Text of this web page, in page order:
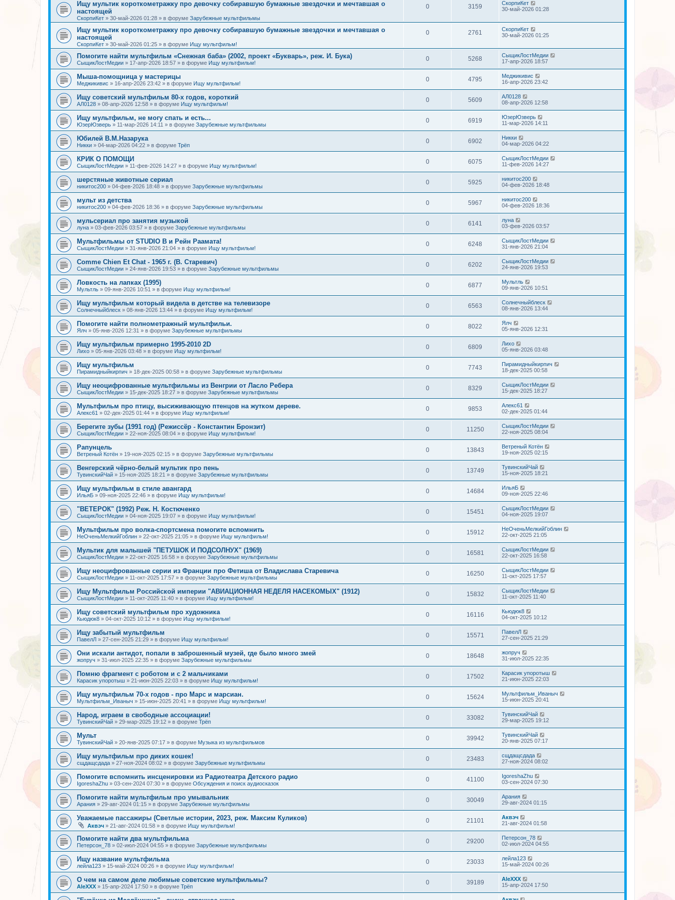
Ищу мультик короткометражку про девочку собиравшую бумажные звездочки и мечтавшая о
настоящей
СкорпиКет » 30-май-2026 01:28 » в форуме Зарубежные мультфильмы
0 3159
СкорпиКет
30-май-2026 01:28
Ищу мультик короткометражку про девочку собиравшую бумажные звездочки и мечтавшая о
настоящей
СкорпиКет » 30-май-2026 01:25 » в форуме Ищу мультфильм!
0 2761
СкорпиКет
30-май-2026 01:25
Помогите найти мультфильм «Снежная баба» (2002, проект «Букварь», реж. И. Бука)
СыщикЛостМедии » 17-апр-2026 18:57 » в форуме Ищу мультфильм!
0 5268
СыщикЛостМедии
17-апр-2026 18:57
Мыша-помощница у мастерицы
Меджикивис » 16-апр-2026 23:42 » в форуме Ищу мультфильм!
0 4795
Меджикивис
16-апр-2026 23:42
Ищу советский мультфильм 80-х годов, короткий
АЛ0128 » 08-апр-2026 12:58 » в форуме Ищу мультфильм!
0 5609
АЛ0128
08-апр-2026 12:58
Ищу мультфильм, не могу спать и есть...
ЮзерЮзверь » 11-мар-2026 14:11 » в форуме Зарубежные мультфильмы
0 6919
ЮзерЮзверь
11-мар-2026 14:11
Юбилей В.М.Назарука
Никки » 04-мар-2026 04:22 » в форуме Трёп
0 6902
Никки
04-мар-2026 04:22
КРИК О ПОМОЩИ
СыщикЛостМедии » 11-фев-2026 14:27 » в форуме Ищу мультфильм!
0 6075
СыщикЛостМедии
11-фев-2026 14:27
шерстяные животные сериал
никитос200 » 04-фев-2026 18:48 » в форуме Зарубежные мультфильмы
0 5925
никитос200
04-фев-2026 18:48
мульт из детства
никитос200 » 04-фев-2026 18:36 » в форуме Зарубежные мультфильмы
0 5967
никитос200
04-фев-2026 18:36
мульсериал про занятия музыкой
луна » 03-фев-2026 03:57 » в форуме Зарубежные мультфильмы
0 6141
луна
03-фев-2026 03:57
Мультфильмы от STUDIO B и Рейн Раамата!
СыщикЛостМедии » 31-янв-2026 21:04 » в форуме Ищу мультфильм!
0 6248
СыщикЛостМедии
31-янв-2026 21:04
Comme Chien Et Chat - 1965 г. (В. Старевич)
СыщикЛостМедии » 24-янв-2026 19:53 » в форуме Зарубежные мультфильмы
0 6202
СыщикЛостМедии
24-янв-2026 19:53
Ловкость на лапках (1995)
Мультль » 09-янв-2026 10:51 » в форуме Ищу мультфильм!
0 6877
Мультль
09-янв-2026 10:51
Ищу мультфильм который видела в детстве на телевизоре
Солнечныйблеск » 08-янв-2026 13:44 » в форуме Ищу мультфильм!
0 6563
Солнечныйблеск
08-янв-2026 13:44
Помогите найти полнометражный мультфильи.
Ялч » 05-янв-2026 12:31 » в форуме Зарубежные мультфильмы
0 8022
Ялч
05-янв-2026 12:31
Ищу мультфильм примерно 1995-2010 2D
Лихо » 05-янв-2026 03:48 » в форуме Ищу мультфильм!
0 6809
Лихо
05-янв-2026 03:48
Ищу мультфильм
Пирамидныйкирпич » 18-дек-2025 00:58 » в форуме Зарубежные мультфильмы
0 7743
Пирамидныйкирпич
18-дек-2025 00:58
Ищу неоцифрованные мультфильмы из Венгрии от Ласло Ребера
СыщикЛостМедии » 15-дек-2025 18:27 » в форуме Зарубежные мультфильмы
0 8329
СыщикЛостМедии
15-дек-2025 18:27
Мультфильм про птицу, высиживающую птенцов на жутком дереве.
Алекс61 » 02-дек-2025 01:44 » в форуме Ищу мультфильм!
0 9853
Алекс61
02-дек-2025 01:44
Берегите зубы (1991 год) (Режиссёр - Константин Бронзит)
СыщикЛостМедии » 22-ноя-2025 08:04 » в форуме Ищу мультфильм!
0 11250
СыщикЛостМедии
22-ноя-2025 08:04
Рапунцель
Ветреный Котён » 19-ноя-2025 02:15 » в форуме Зарубежные мультфильмы
0 13843
Ветреный Котён
19-ноя-2025 02:15
Венгерский чёрно-белый мультик про пень
ТувинскийЧай » 15-ноя-2025 18:21 » в форуме Зарубежные мультфильмы
0 13749
ТувинскийЧай
15-ноя-2025 18:21
Ищу мультфильм в стиле авангард
ИльяБ » 09-ноя-2025 22:46 » в форуме Ищу мультфильм!
0 14684
ИльяБ
09-ноя-2025 22:46
"ВЕТЕРОК" (1992) Реж. Н. Костюченко
СыщикЛостМедии » 04-ноя-2025 19:07 » в форуме Ищу мультфильм!
0 15451
СыщикЛостМедии
04-ноя-2025 19:07
Мультфильм про волка-спортсмена помогите вспомнить
НеОченьМелкийГоблин » 22-окт-2025 21:05 » в форуме Ищу мультфильм!
0 15912
НеОченьМелкийГоблин
22-окт-2025 21:05
Мультик для малышей "ПЕТУШОК И ПОДСОЛНУХ" (1969)
СыщикЛостМедии » 22-окт-2025 16:58 » в форуме Зарубежные мультфильмы
0 16581
СыщикЛостМедии
22-окт-2025 16:58
Ищу неоцифрованные серии из Франции про Фетиша от Владислава Старевича
СыщикЛостМедии » 11-окт-2025 17:57 » в форуме Зарубежные мультфильмы
0 16250
СыщикЛостМедии
11-окт-2025 17:57
Ищу Мультфильм Российской империи "АВИАЦИОННАЯ НЕДЕЛЯ НАСЕКОМЫХ" (1912)
СыщикЛостМедии » 11-окт-2025 11:40 » в форуме Ищу мультфильм!
0 15832
СыщикЛостМедии
11-окт-2025 11:40
Ищу советский мультфильм про художника
Кьюдюк8 » 04-окт-2025 10:12 » в форуме Ищу мультфильм!
0 16116
Кьюдюк8
04-окт-2025 10:12
Ищу забытый мультфильм
ПавелЛ » 27-сен-2025 21:29 » в форуме Ищу мультфильм!
0 15571
ПавелЛ
27-сен-2025 21:29
Они искали антидот, попали в заброшенный музей, где было много змей
жопруч » 31-июл-2025 22:35 » в форуме Зарубежные мультфильмы
0 18648
жопруч
31-июл-2025 22:35
Помню фрагмент с роботом и с 2 мальчиками
Карасик упоротыш » 21-июн-2025 22:03 » в форуме Ищу мультфильм!
0 17502
Карасик упоротыш
21-июн-2025 22:03
Ищу мультфильм 70-х годов - про Марс и марсиан.
Мультфильм_Иваныч » 15-июн-2025 20:41 » в форуме Ищу мультфильм!
0 15624
Мультфильм_Иваныч
15-июн-2025 20:41
Народ, играем в свободные ассоциации!
ТувинскийЧай » 29-мар-2025 19:12 » в форуме Трёп
0 33082
ТувинскийЧай
29-мар-2025 19:12
Мульт
ТувинскийЧай » 20-янв-2025 07:17 » в форуме Музыка из мультфильмов
0 39942
ТувинскийЧай
20-янв-2025 07:17
Ищу мультфильм про диких кошек!
сщдащсдада » 27-ноя-2024 08:02 » в форуме Зарубежные мультфильмы
0 23483
сщдащсдада
27-ноя-2024 08:02
Помогите вспомнить инсценировки из Радиотеатра Детского радио
IgoreshaZhu » 03-сен-2024 07:30 » в форуме Обсуждения и поиск аудиосказок
0 41100
IgoreshaZhu
03-сен-2024 07:30
Помогите найти мультфильм про умывальник
Арания » 29-авг-2024 01:15 » в форуме Зарубежные мультфильмы
0 30049
Арания
29-авг-2024 01:15
Уважаемые пассажиры (Светлые истории, 2023, реж. Максим Куликов)
Аквэч » 21-авг-2024 01:58 » в форуме Ищу мультфильм!
0 21101
Аквэч
21-авг-2024 01:58
Помогите найти два мультфильма
Петерсон_78 » 02-июл-2024 04:55 » в форуме Зарубежные мультфильмы
0 29200
Петерсон_78
02-июл-2024 04:55
Ищу название мультфильма
лейла123 » 15-май-2024 00:26 » в форуме Ищу мультфильм!
0 23033
лейла123
15-май-2024 00:26
О чем на самом деле любимые советские мультфильмы?
AleXXX » 15-апр-2024 17:50 » в форуме Трёп
0 39189
AleXXX
15-апр-2024 17:50